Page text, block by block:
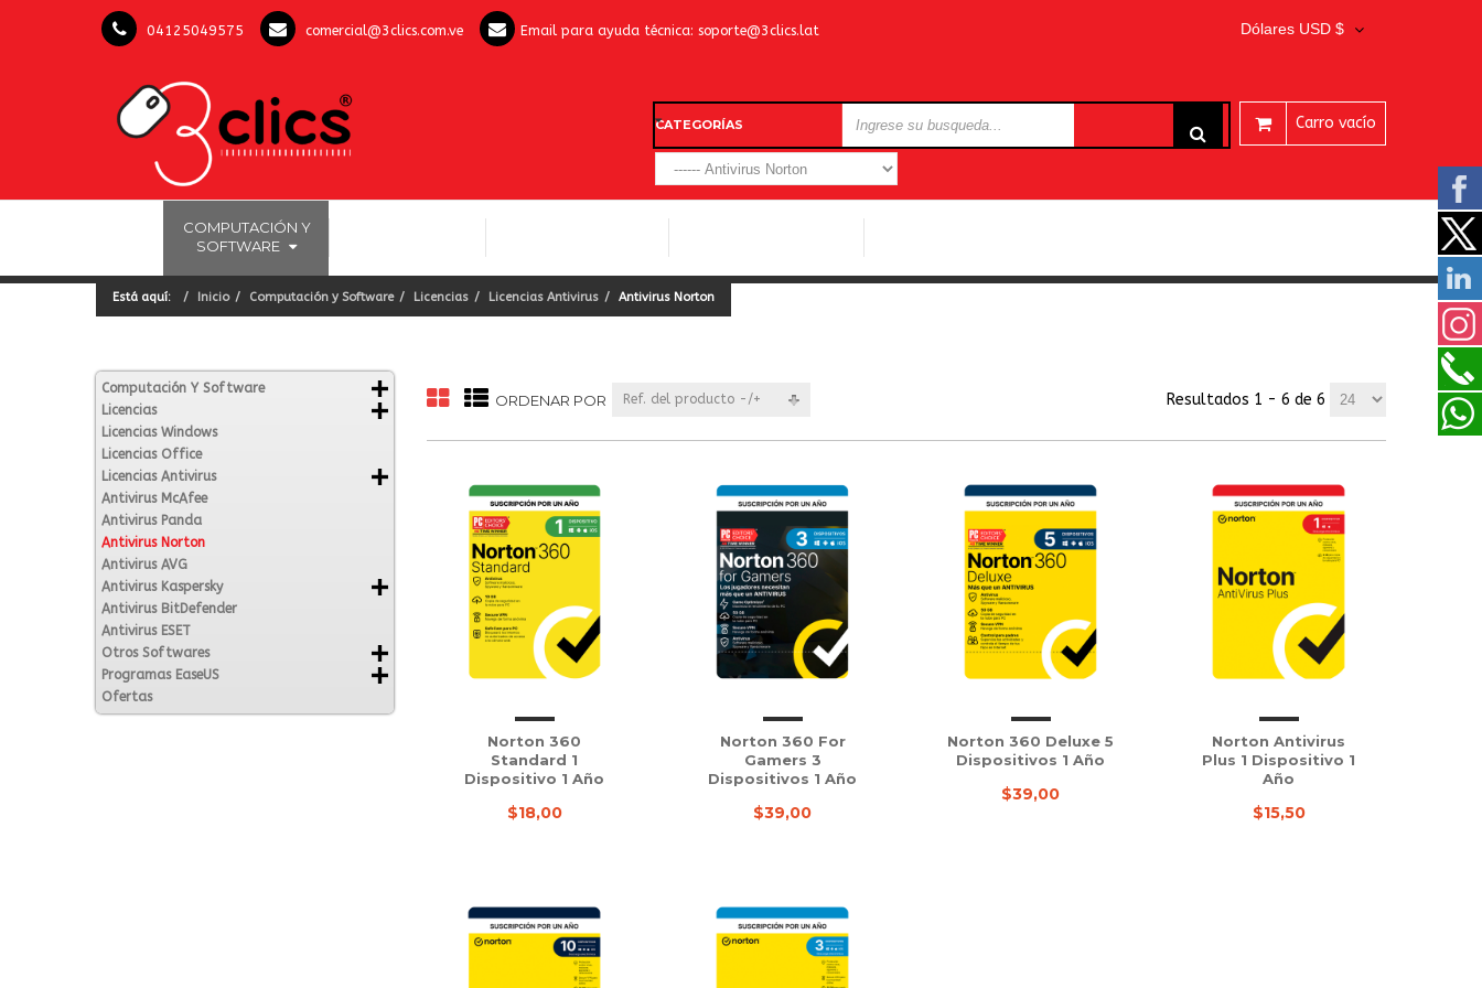
04125049575 comercial@3clics.com.ve Email para ayuda técnica: soporte@3clics.lat Dólares USD $
Carro vacío
CATEGORÍAS
COMPUTACIÓN Y
SOFTWARE
Está aquí: Inicio Computación y Software Licencias Licencias Antivirus Antivirus Norton
Computación Y Software
Licencias
Licencias Windows
Licencias Office
Licencias Antivirus
Antivirus McAfee
Antivirus Panda
Antivirus Norton
Antivirus AVG
Antivirus Kaspersky
Antivirus BitDefender
Antivirus ESET
Otros Softwares
Programas EaseUS
Ofertas
ORDENAR POR Ref. del producto -/+ Resultados 1 - 6 de 6
Norton 360
Standard 1
Dispositivo 1 Año
$18,00
Norton 360 For
Gamers 3
Dispositivos 1 Año
$39,00
Norton 360 Deluxe 5
Dispositivos 1 Año
$39,00
Norton Antivirus
Plus 1 Dispositivo 1
Año
$15,50